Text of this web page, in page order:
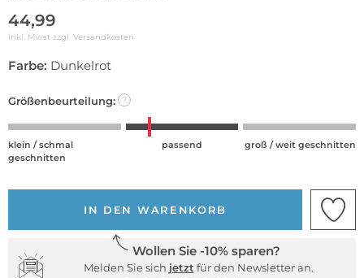
44,99
inkl. Mwst zzgl. Versandkosten
Farbe: Dunkelrot
Größenbeurteilung: ?
klein / schmal
geschnitten
passend groß / weit geschnitten
IN DEN WARENKORB
Wollen Sie -10% sparen?
Melden Sie sich jetzt für den Newsletter an.